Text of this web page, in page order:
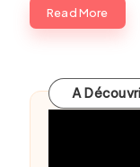
Read More
A